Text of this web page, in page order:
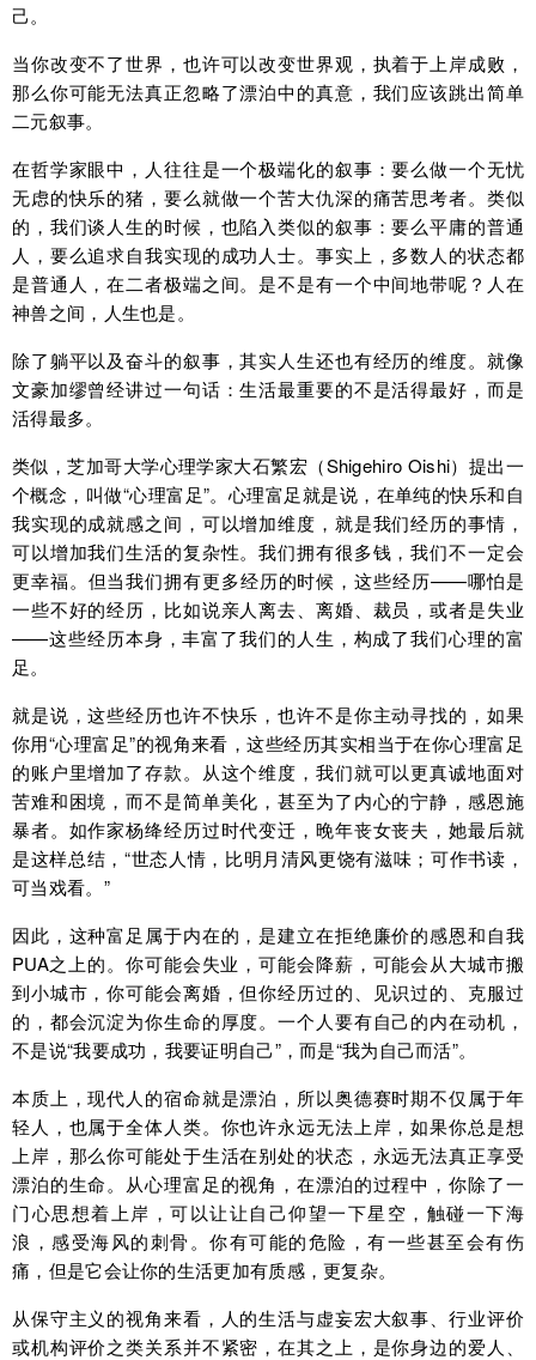
己。
当你改变不了世界，也许可以改变世界观，执着于上岸成败，
那么你可能无法真正忽略了漂泊中的真意，我们应该跳出简单
二元叙事。
在哲学家眼中，人往往是一个极端化的叙事：要么做一个无忧
无虑的快乐的猪，要么就做一个苦大仇深的痛苦思考者。类似
的，我们谈人生的时候，也陷入类似的叙事：要么平庸的普通
人，要么追求自我实现的成功人士。事实上，多数人的状态都
是普通人，在二者极端之间。是不是有一个中间地带呢？人在
神兽之间，人生也是。
除了躺平以及奋斗的叙事，其实人生还也有经历的维度。就像
文豪加缪曾经讲过一句话：生活最重要的不是活得最好，而是
活得最多。
类似，芝加哥大学心理学家大石繁宏（Shigehiro Oishi）提出一
个概念，叫做“心理富足”。心理富足就是说，在单纯的快乐和自
我实现的成就感之间，可以增加维度，就是我们经历的事情，
可以增加我们生活的复杂性。我们拥有很多钱，我们不一定会
更幸福。但当我们拥有更多经历的时候，这些经历——哪怕是
一些不好的经历，比如说亲人离去、离婚、裁员，或者是失业
——这些经历本身，丰富了我们的人生，构成了我们心理的富
足。
就是说，这些经历也许不快乐，也许不是你主动寻找的，如果
你用“心理富足”的视角来看，这些经历其实相当于在你心理富足
的账户里增加了存款。从这个维度，我们就可以更真诚地面对
苦难和困境，而不是简单美化，甚至为了内心的宁静，感恩施
暴者。如作家杨绛经历过时代变迁，晚年丧女丧夫，她最后就
是这样总结，“世态人情，比明月清风更饶有滋味；可作书读，
可当戏看。”
因此，这种富足属于内在的，是建立在拒绝廉价的感恩和自我
PUA之上的。你可能会失业，可能会降薪，可能会从大城市搬
到小城市，你可能会离婚，但你经历过的、见识过的、克服过
的，都会沉淀为你生命的厚度。一个人要有自己的内在动机，
不是说“我要成功，我要证明自己”，而是“我为自己而活”。
本质上，现代人的宿命就是漂泊，所以奥德赛时期不仅属于年
轻人，也属于全体人类。你也许永远无法上岸，如果你总是想
上岸，那么你可能处于生活在别处的状态，永远无法真正享受
漂泊的生命。从心理富足的视角，在漂泊的过程中，你除了一
门心思想着上岸，可以让让自己仰望一下星空，触碰一下海
浪，感受海风的刺骨。你有可能的危险，有一些甚至会有伤
痛，但是它会让你的生活更加有质感，更复杂。
从保守主义的视角来看，人的生活与虚妄宏大叙事、行业评价
或机构评价之类关系并不紧密，在其之上，是你身边的爱人、